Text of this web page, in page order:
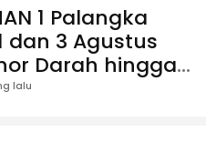
1 Palangka
dan 3 Agustus
Darah hingga
Doorprize
lalu